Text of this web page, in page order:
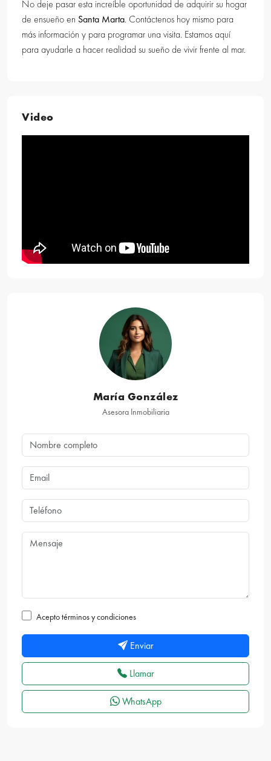
No deje pasar esta increíble oportunidad de adquirir su hogar
de ensueño en Santa Marta. Contáctenos hoy mismo para
más información y para programar una visita. Estamos aquí
para ayudarle a hacer realidad su sueño de vivir frente al mar.
Video
María González
Asesora Inmobiliaria
Acepto términos y condiciones
Enviar
Llamar
WhatsApp